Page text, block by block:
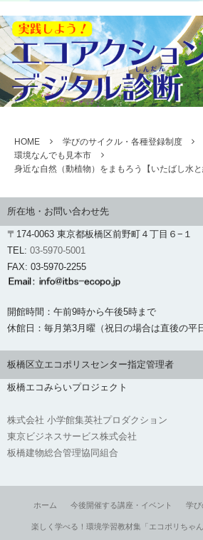
HOME 学びのサイクル・各種登録制度
環境なんでも見本市
身近な自然（動植物）をまもろう【いたばし水と
所在地・お問い合わせ先
〒174-0063 東京都板橋区前野町４丁目６−１
TEL: 03-5970-5001
FAX: 03-5970-2255
開館時間：午前9時から午後5時まで
休館日：毎月第3月曜（祝日の場合は直後の平
板橋区立エコポリスセンター指定管理者
板橋エコみらいプロジェクト
株式会社 小学館集英社プロダクション
東京ビジネスサービス株式会社
板橋建物総合管理協同組合
ホーム 今後開催する講座・イベント 学び
楽しく学べる！環境学習教材集「エコポリちゃん